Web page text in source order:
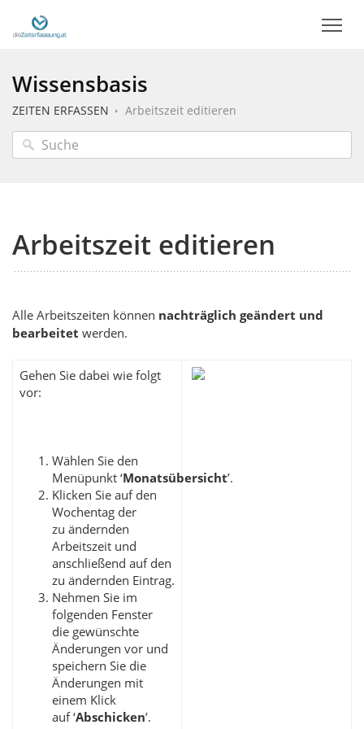
Wissensbasis
ZEITEN ERFASSEN Arbeitszeit editieren
Arbeitszeit editieren
Alle Arbeitszeiten können nachträglich geändert und
bearbeitet werden.
Gehen Sie dabei wie folgt
vor:
Wählen Sie den
Menüpunkt ‘Monatsübersicht’.
Klicken Sie auf den
Wochentag der
zu ändernden
Arbeitszeit und
anschließend auf den
zu ändernden Eintrag.
Nehmen Sie im
folgenden Fenster
die gewünschte
Änderungen vor und
speichern Sie die
Änderungen mit
einem Klick
auf ‘Abschicken’.